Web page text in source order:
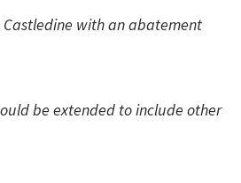
Castledine with an abatement
be extended to include other